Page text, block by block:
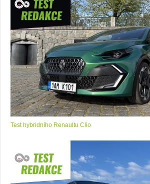
Test hybridního Renaultu Clio